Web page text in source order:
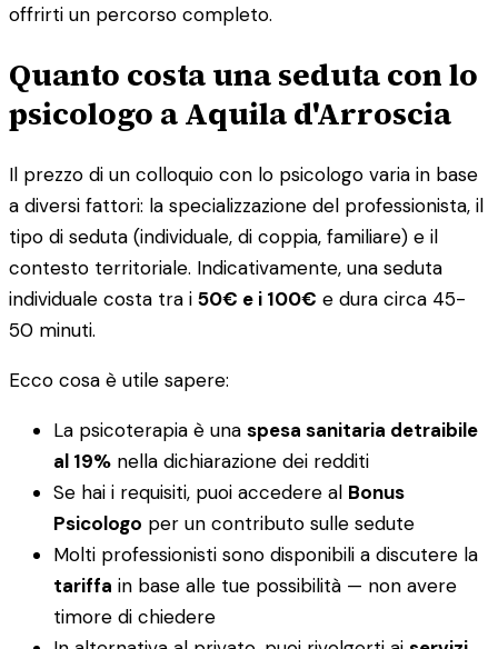
offrirti un percorso completo.
Quanto costa una seduta con lo
psicologo a Aquila d'Arroscia
Il prezzo di un colloquio con lo psicologo varia in base
a diversi fattori: la specializzazione del professionista, il
tipo di seduta (individuale, di coppia, familiare) e il
contesto territoriale. Indicativamente, una seduta
individuale costa tra i 50€ e i 100€ e dura circa 45-
50 minuti.
Ecco cosa è utile sapere:
La psicoterapia è una spesa sanitaria detraibile
al 19% nella dichiarazione dei redditi
Se hai i requisiti, puoi accedere al Bonus
Psicologo per un contributo sulle sedute
Molti professionisti sono disponibili a discutere la
tariffa in base alle tue possibilità — non avere
timore di chiedere